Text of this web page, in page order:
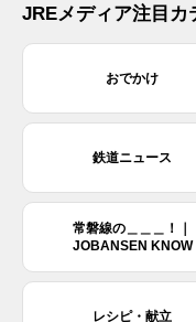
JREメディア注目カ
おでかけ
鉄道ニュース
常磐線の＿＿＿！｜
JOBANSEN KNOW
レシピ・献立